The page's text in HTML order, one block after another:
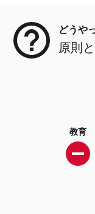
どうや
原則
教育